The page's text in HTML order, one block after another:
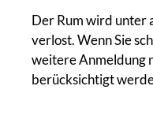
Der Rum wird unter
verlost. Wenn Sie
weitere Anmeldung
berücksichtigt